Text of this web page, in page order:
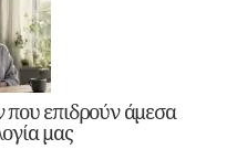
που επιδρούν άμεσα
μας